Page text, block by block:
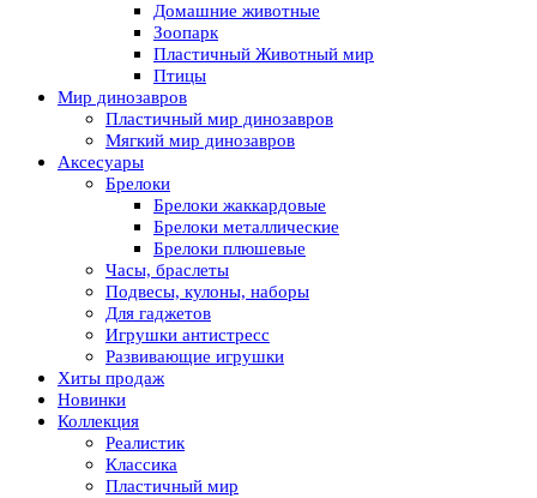
Домашние животные
Зоопарк
Пластичный Животный мир
Птицы
Мир динозавров
Пластичный мир динозавров
Мягкий мир динозавров
Аксесуары
Брелоки
Брелоки жаккардовые
Брелоки металлические
Брелоки плюшевые
Часы, браслеты
Подвесы, кулоны, наборы
Для гаджетов
Игрушки антистресс
Развивающие игрушки
Хиты продаж
Новинки
Коллекция
Реалистик
Классика
Пластичный мир